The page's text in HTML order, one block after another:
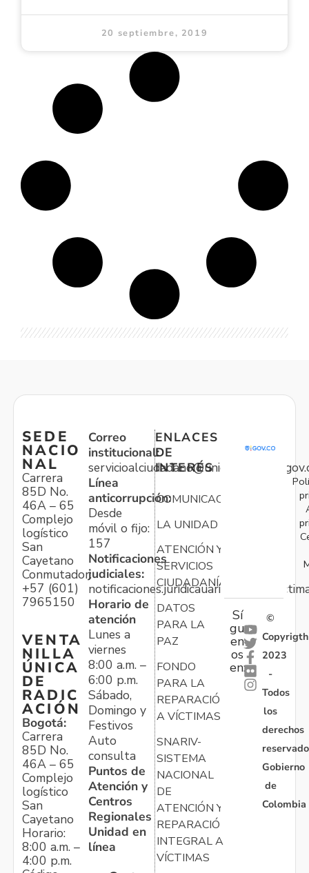
20 septiembre, 2019
SEDE
NACIO
NAL
Carrera
85D No.
46A – 65
Complejo
logístico
San
Cayetano
Conmutador:
+57 (601)
7965150
VENTA
NILLA
ÚNICA
DE
RADIC
ACIÓN
Bogotá:
Carrera
85D No.
46A – 65
Complejo
logístico
San
Cayetano
Horario:
8:00 a.m. –
4:00 p.m.
Correo
institucional:
Línea
anticorrupción:
Desde
móvil o fijo:
157
Notificaciones
judiciales:
Horario de
atención
Lunes a
viernes
8:00 a.m. –
6:00 p.m.
Sábado,
Domingo y
Festivos
Auto
consulta
Puntos de
Atención y
Centros
Regionales
Unidad en
línea
ENLACES
DE
INTERÉS
COMUNICACIONES
LA UNIDAD
ATENCIÓN Y
SERVICIOS
CIUDADANÍA
DATOS
PARA LA
PAZ
FONDO
PARA LA
REPARACIÓN
A VÍCTIMAS
SNARIV-
SISTEMA
NACIONAL
DE
ATENCIÓN Y
REPARACIÓN
INTEGRAL A
VÍCTIMAS
Sí
gu
en
os
en:
©
Copyrigth
2023
-
Todos
los
derechos
Gobierno
de
Colombia